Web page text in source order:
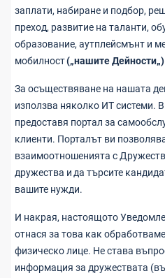
заплати, набиране и подбор,
преход, развитие на таланти,
образование, аутплейсмънт и
мобилност(„нашите Дейности„)
За осъществяване на нашата
използва няколко ИТ системи.
предоставя портал за
клиенти. Порталът ви
взаимоотношенията с
дружества и да търсите
вашите нужди.
И накрая, настоящото
отнася за това как
физическо лице. Не става
информация за дружествата